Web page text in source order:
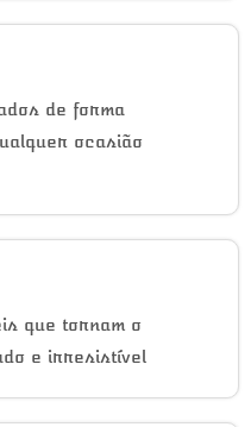
de forma
ocasião
que tornam o
e irresistível